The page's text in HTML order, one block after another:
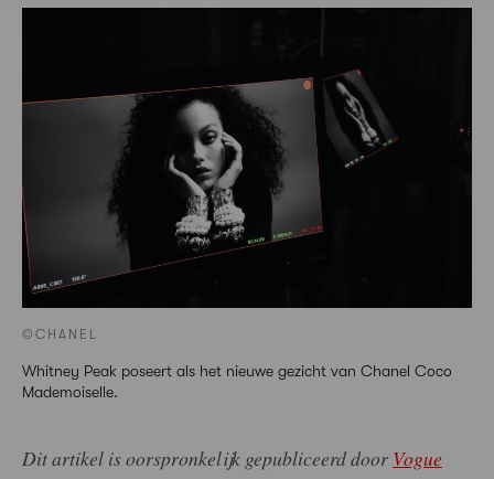
©CHANEL
Whitney Peak poseert als het nieuwe gezicht van Chanel Coco
Mademoiselle.
Dit artikel is oorspronkelijk gepubliceerd door Vogue